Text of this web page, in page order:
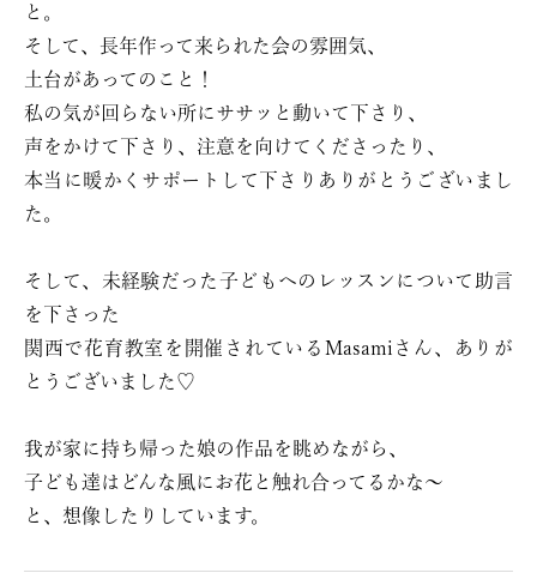
と。
そして、長年作って来られた会の雰囲気、
土台があってのこと！
私の気が回らない所にササッと動いて下さり、
声をかけて下さり、注意を向けてくださったり、
本当に暖かくサポートして下さりありがとうございまし
た。
そして、未経験だった子どもへのレッスンについて助言
を下さった
関西で花育教室を開催されているMasamiさん、ありが
とうございました♡
我が家に持ち帰った娘の作品を眺めながら、
子ども達はどんな風にお花と触れ合ってるかな〜
と、想像したりしています。